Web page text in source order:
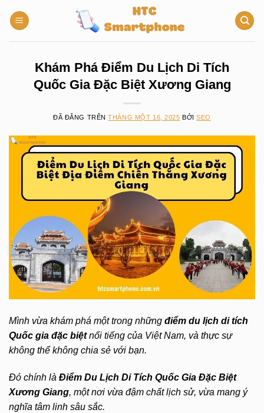
đến
Khám Phá Điểm Du Lịch Di Tích
Quốc Gia Đặc Biệt Xương Giang
ĐÃ ĐĂNG TRÊNTHÁNG MỘT 16, 2025 BỞISEO
Mình vừa khám phá một trong những điểm du lịch di tích
Quốc gia đặc biệtnổi tiếng của Việt Nam, và thực sự
không thể không chia sẻ với bạn.
Đó chính là Điểm Du Lịch Di Tích Quốc Gia Đặc Biệt
Xương Giang, một nơi vừa đậm chất lịch sử, vừa mang ý
nghĩa tâm linh sâu sắc.